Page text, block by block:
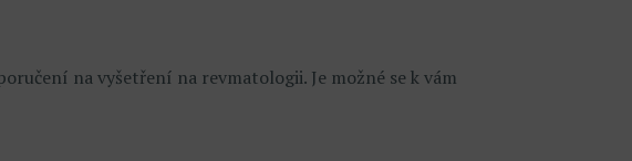
na vyšetření na revmatologii. Je možné se k vám